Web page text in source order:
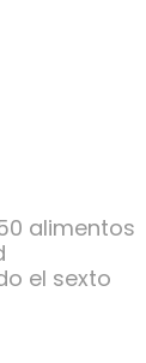
alimentos
el sexto